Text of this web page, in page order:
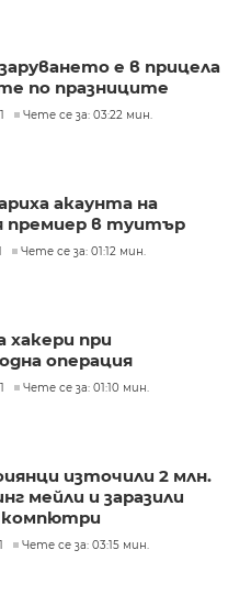
е в прицела
по празниците
Чете се за: 03:22 мин.
акаунтa на
премиер в туитър
Чете се за: 01:12 мин.
хакери при
операция
Чете се за: 01:10 мин.
източили 2 млн.
мейли и заразили
Чете се за: 03:15 мин.